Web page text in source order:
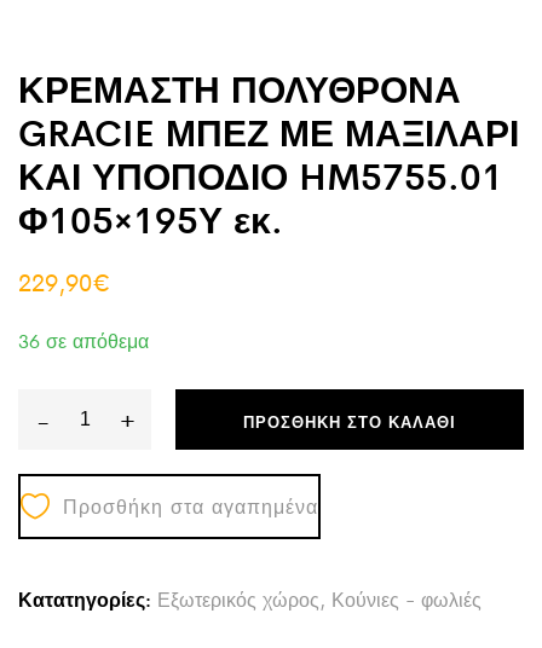
ΚΡΕΜΑΣΤΗ ΠΟΛΥΘΡΟΝΑ
GRACIE ΜΠΕΖ ΜΕ ΜΑΞΙΛΑΡΙ
ΚΑΙ ΥΠΟΠΟΔΙΟ HM5755.01
Φ105×195Υ εκ.
229,90€
36 σε απόθεμα
-
ΚΡΕΜΑΣΤΗ
ΠΟΛΥΘΡΟΝΑ
GRACIE
ΜΠΕΖ
ΜΑΞΙΛΑΡΙ
+ ΠΡΟΣΘΉΚΗ ΣΤΟ ΚΑΛΆΘΙ
Προσθήκη στα αγαπημένα
Κατατηγορίες: Εξωτερικός χώρος, Κούνιες - φωλιές